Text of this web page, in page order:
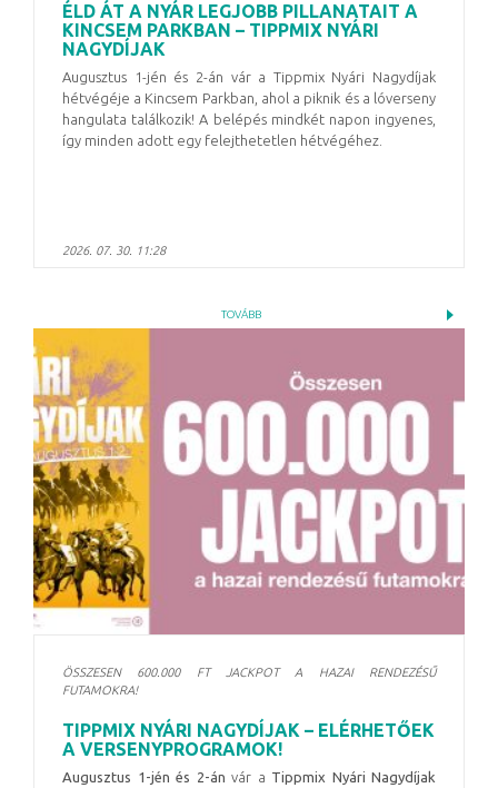
ÉLD ÁT A NYÁR LEGJOBB PILLANATAIT A
KINCSEM PARKBAN – TIPPMIX NYÁRI
NAGYDÍJAK
Augusztus 1-jén és 2-án vár a Tippmix Nyári Nagydíjak
hétvégéje a Kincsem Parkban, ahol a piknik és a lóverseny
hangulata találkozik! A belépés mindkét napon ingyenes,
így minden adott egy felejthetetlen hétvégéhez.
2026. 07. 30. 11:28
TOVÁBB
ÖSSZESEN 600.000 FT JACKPOT A HAZAI RENDEZÉSŰ
FUTAMOKRA!
TIPPMIX NYÁRI NAGYDÍJAK – ELÉRHETŐEK
A VERSENYPROGRAMOK!
Augusztus 1-jén és 2-án vár a Tippmix Nyári Nagydíjak